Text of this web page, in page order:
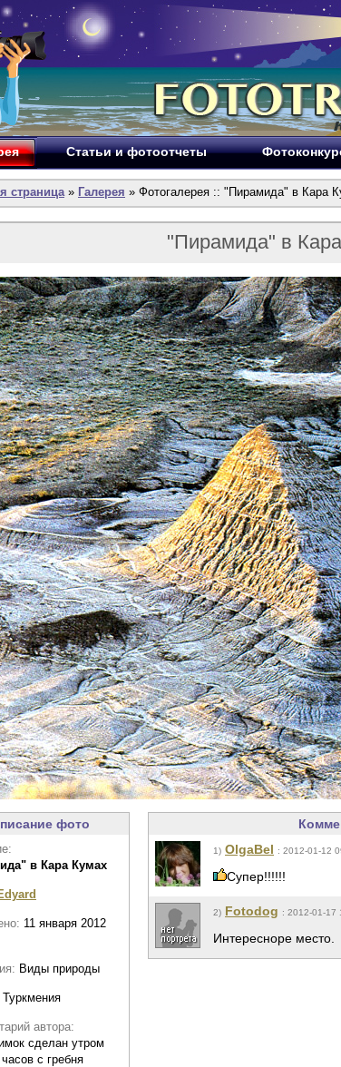
Статьи и фотоотчеты
страница» Галерея » Фотогалерея :: "Пирамида" в Кара
"Пирамида" в
фото
в Кара Кумах
11 января 2012
Виды природы
Туркмения
автора:
сделан утром
с гребня
1) OlgaBel : 2012-01-12
Супер!!!!!!
2) Fotodog : 2012-01-17
Интересноре место.